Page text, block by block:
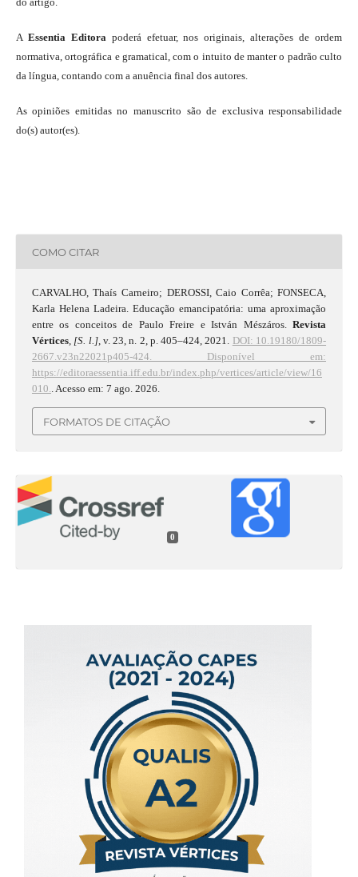
A Essentia Editorapoderá efetuar, nos originais, alterações de ordem
normativa, ortográfica e gramatical, com o intuito de manter o padrão culto
da língua, contando com a anuência final dos autores.
As opiniões emitidas no manuscrito são de exclusiva responsabilidade
do(s) autor(es).
COMO CITAR
CARVALHO, Thaís Carneiro; DEROSSI, Caio Corrêa; FONSECA,
Karla Helena Ladeira. Educação emancipatória: uma aproximação
entre os conceitos de Paulo Freire e István Mészáros.Revista
Vértices, [S. l.], v. 23, n. 2, p. 405–424, 2021. DOI: 10.19180/1809-
2667.v23n22021p405-424. Disponível em:
https://editoraessentia.iff.edu.br/index.php/vertices/article/view/16
010.. Acesso em: 7 ago. 2026.
FORMATOS DE CITAÇÃO
0